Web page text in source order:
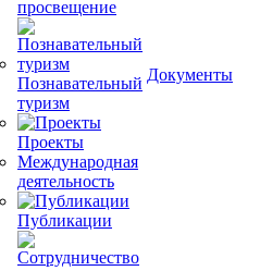
просвещение
Познавательный
туризм
Проекты
Международная
деятельность
Публикации
Документы